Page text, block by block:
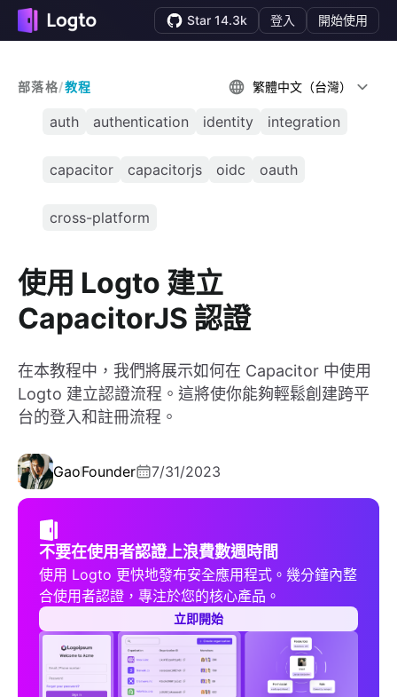
Star 14.3k 登入 開始使用
部落格/教程 繁體中文（台灣）
auth authentication identity integration
capacitor capacitorjs oidc oauth
cross-platform
使用 Logto 建立
CapacitorJS 認證
在本教程中，我們將展示如何在 Capacitor 中使用
Logto 建立認證流程。這將使你能夠輕鬆創建跨平
台的登入和註冊流程。
GaoFounder 7/31/2023
不要在使用者認證上浪費數週時間
使用 Logto 更快地發布安全應用程式。幾分鐘內整
合使用者認證，專注於您的核心產品。
立即開始